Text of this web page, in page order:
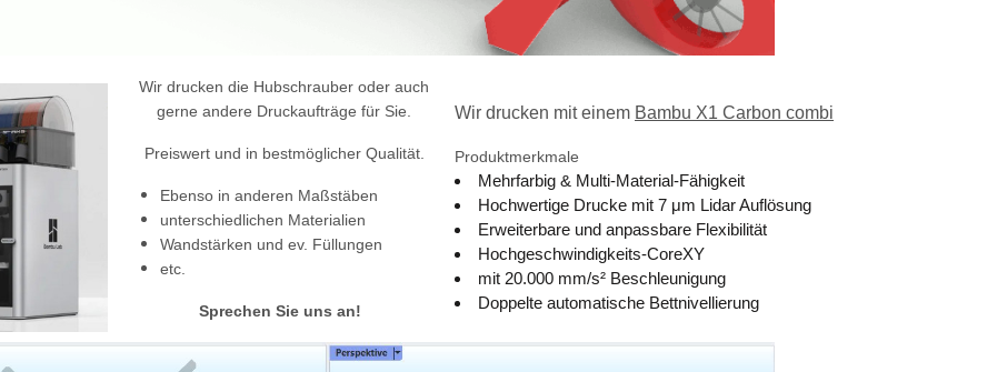
Wir drucken die Hubschrauber oder auch
gerne andere Druckaufträge für Sie.
Preiswert und in bestmöglicher Qualität.
Ebenso in anderen Maßstäben
unterschiedlichen Materialien
Wandstärken und ev. Füllungen
etc.
Sprechen Sie uns an!
Wir drucken mit einem Bambu X1 Carbon combi
Produktmerkmale
Mehrfarbig & Multi-Material-Fähigkeit
Hochwertige Drucke mit 7 μm Lidar Auflösung
Erweiterbare und anpassbare Flexibilität
Hochgeschwindigkeits-CoreXY
mit 20.000 mm/s² Beschleunigung
Doppelte automatische Bettnivellierung